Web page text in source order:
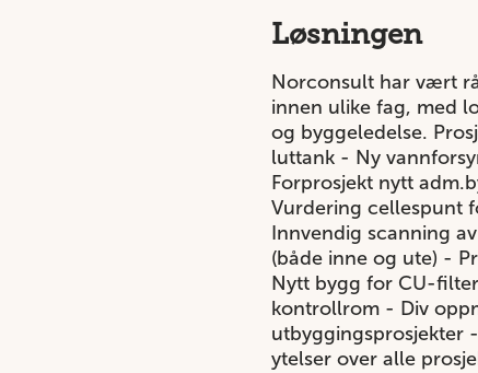
Løsningen
Norconsult har vært
innen ulike fag, med
og byggeledelse.
luttank - Ny
Forprosjekt nytt
Vurdering cellespunt
Innvendig scanning
(både inne og ute) -
Nytt bygg for CU-
kontrollrom - Div
utbyggingsprosjekter
ytelser over alle